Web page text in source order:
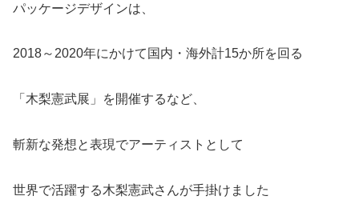
パッケージデザインは、
2018～2020年にかけて国内・海外計15か所を回る
「木梨憲武展」を開催するなど、
斬新な発想と表現でアーティストとして
世界で活躍する木梨憲武さんが手掛けました